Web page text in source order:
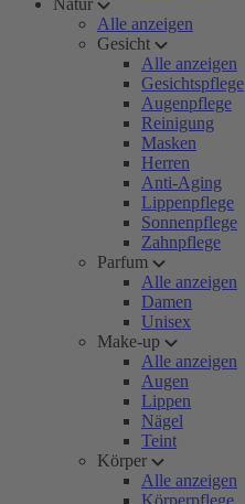
Natur
Alle anzeigen
Gesicht
Alle anzeigen
Gesichtspflege
Augenpflege
Reinigung
Masken
Herren
Anti-Aging
Lippenpflege
Sonnenpflege
Zahnpflege
Parfum
Alle anzeigen
Damen
Unisex
Make-up
Alle anzeigen
Augen
Lippen
Nägel
Teint
Körper
Alle anzeigen
Körperpflege